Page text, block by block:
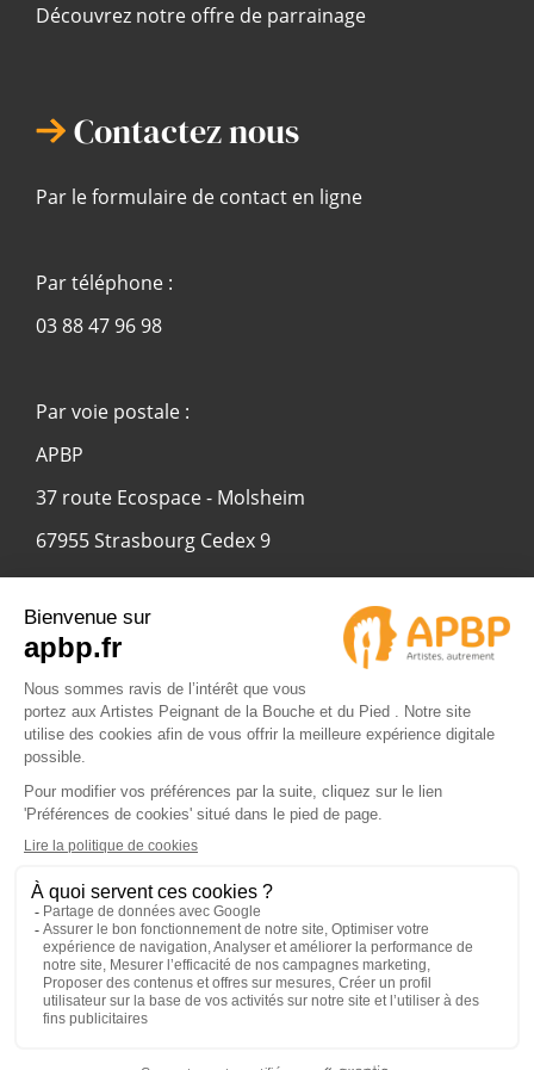
Découvrez notre offre de parrainage
Contactez nous
Par le formulaire de contact en ligne
Par téléphone :
03 88 47 96 98
Par voie postale :
APBP
37 route Ecospace - Molsheim
67955 Strasbourg Cedex 9
© 2024 APBP